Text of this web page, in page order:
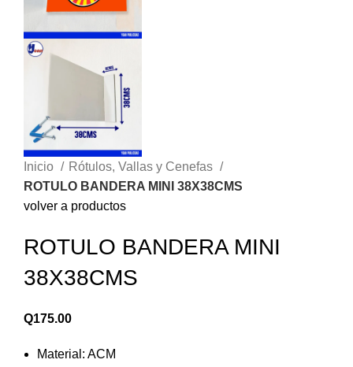
Inicio
Rótulos, Vallas y Cenefas
ROTULO BANDERA MINI 38X38CMS
volver a productos
ROTULO BANDERA MINI
38X38CMS
Q175.00
Material: ACM